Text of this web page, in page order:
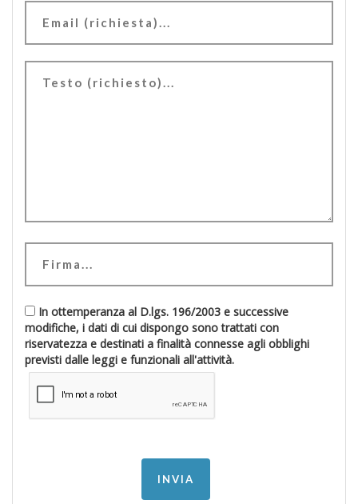
In ottemperanza al D.lgs. 196/2003 e successive
modifiche, i dati di cui dispongo sono trattati con
riservatezza e destinati a finalità connesse agli obblighi
previsti dalle leggi e funzionali all'attività.